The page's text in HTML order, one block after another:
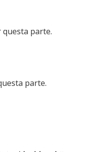
parte.
parte.